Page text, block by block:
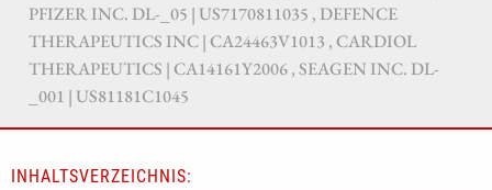
PFIZER INC. DL-_05 | US7170811035 , DEFENCE
THERAPEUTICS INC | CA24463V1013 , CARDIOL
THERAPEUTICS | CA14161Y2006 , SEAGEN INC. DL-
_001 | US81181C1045
INHALTSVERZEICHNIS: